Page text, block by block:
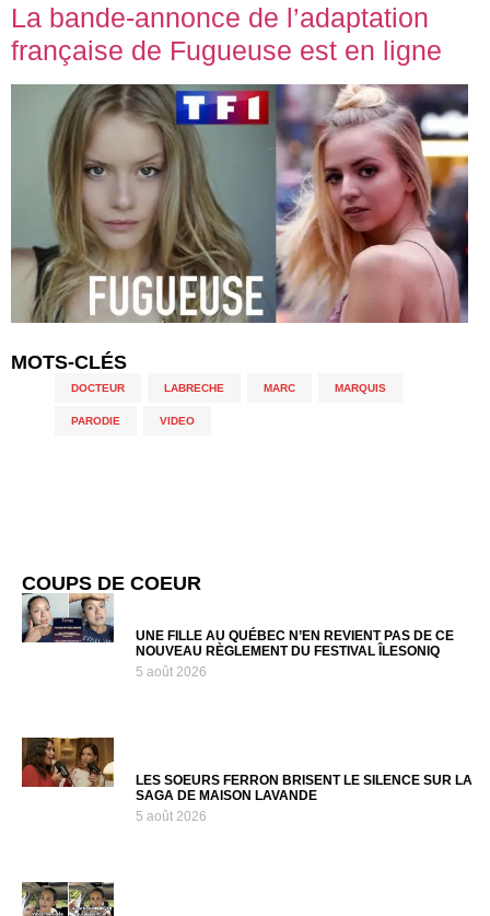
La bande-annonce de l’adaptation
française de Fugueuse est en ligne
MOTS-CLÉS
DOCTEUR LABRECHE MARC MARQUIS
PARODIE VIDEO
COUPS DE COEUR
UNE FILLE AU QUÉBEC N’EN REVIENT PAS DE CE
NOUVEAU RÈGLEMENT DU FESTIVAL ÎLESONIQ
5 août 2026
LES SOEURS FERRON BRISENT LE SILENCE SUR LA
SAGA DE MAISON LAVANDE
5 août 2026